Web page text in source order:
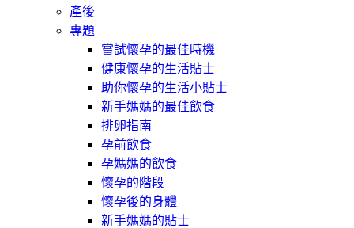
產後
專題
嘗試懷孕的最佳時機
健康懷孕的生活貼士
助你懷孕的生活小貼士
新手媽媽的最佳飲食
排卵指南
孕前飲食
孕媽媽的飲食
懷孕的階段
懷孕後的身體
新手媽媽的貼士